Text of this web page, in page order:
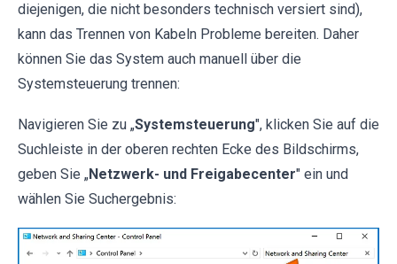
diejenigen, die nicht besonders technisch versiert sind),
kann das Trennen von Kabeln Probleme bereiten. Daher
können Sie das System auch manuell über die
Systemsteuerung trennen:
Navigieren Sie zu „Systemsteuerung", klicken Sie auf die
Suchleiste in der oberen rechten Ecke des Bildschirms,
geben Sie „Netzwerk- und Freigabecenter" ein und
wählen Sie Suchergebnis: